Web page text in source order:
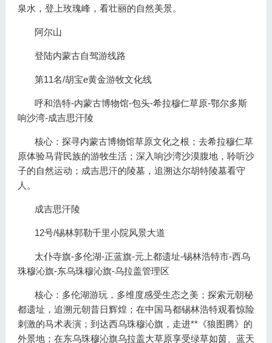
泉水，登上玫瑰峰，看壮丽的自然美景。
阿尔山
登陆内蒙古自驾游线路
第11名/胡宝e黄金游牧文化线
呼和浩特-内蒙古博物馆-包头-希拉穆仁草原-鄂尔多斯
响沙湾-成吉思汗陵
核心：探寻内蒙古博物馆草原文化之根；去希拉穆仁草
原体验马背民族的游牧生活；深入响沙湾沙漠腹地，聆听沙
子的自然运动；成吉思汗的陵墓，追溯达尔胡特陵墓看守
人。
成吉思汗陵
12号/锡林郭勒千里小院风景大道
太仆寺旗-多伦湖-正蓝旗-元上都遗址-锡林浩特市-西乌
珠穆沁旗-东乌珠穆沁旗-乌拉盖管理区
核心：多伦湖游玩，多维度感受生态之美；探索元朝秘
都遗址，追溯元朝昔日辉煌；在中国马都锡林浩特观看惊险
刺激的马术表演；到达西乌珠穆沁旗，走进**《狼图腾》的
外景地；在东乌珠穆沁旗乌拉盖大草原享受绿草如茵、蓝天